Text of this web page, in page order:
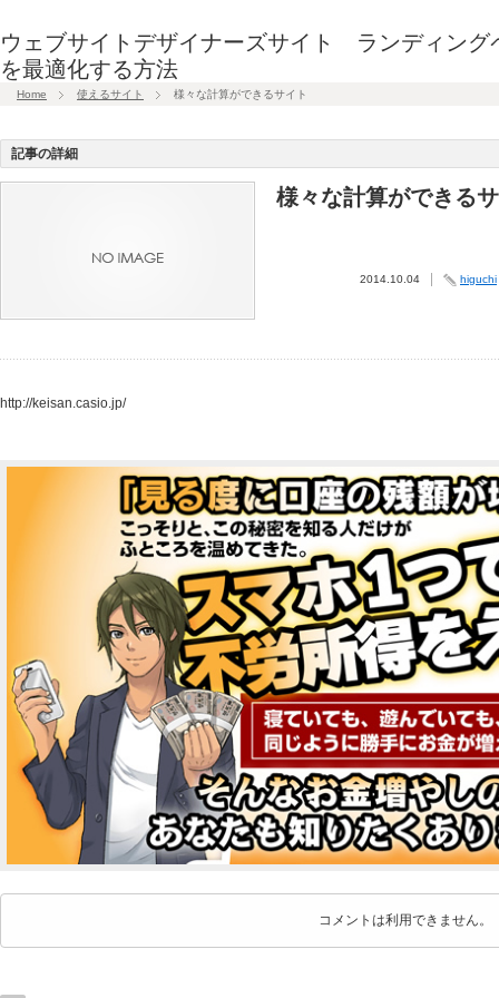
ウェブサイトデザイナーズサイト ランディング
を最適化する方法
Home 使えるサイト 様々な計算ができるサイト
記事の詳細
様々な計算ができる
2014.10.04 higuchi
http://keisan.casio.jp/
コメントは利用できません。